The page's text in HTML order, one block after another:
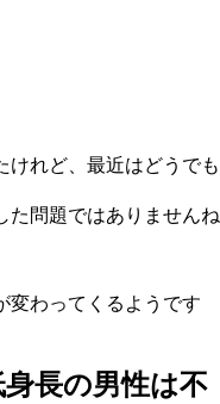
けれど、最近はどうでも
た問題ではありませんね
変わってくるようです
長の男性は不